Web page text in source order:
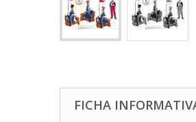
FICHA